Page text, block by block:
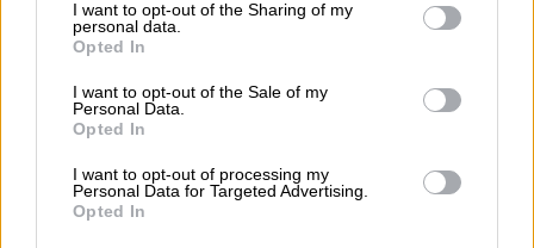
I want to opt-out of the Sharing of my
personal data.
Opted In
I want to opt-out of the Sale of my
Personal Data.
Opted In
I want to opt-out of processing my
Personal Data for Targeted Advertising.
Opted In
Un Nuevo Orden Autoritario
en Construcción
Geopolítica de Crisis
Reconquista leonesa
Por Carlos Miranda